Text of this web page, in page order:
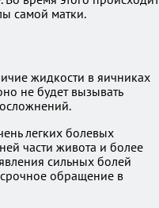
самой матки.
жидкости в яичниках
не будет вызывать
легких болевых
части живота и более
сильных болей
срочное обращение в